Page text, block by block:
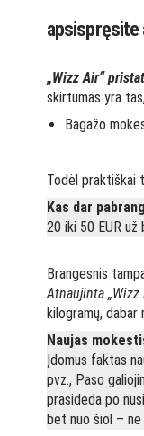
apsispręsite
„Wizz Air“
skirtumas yra
Bagažo
Todėl praktiškai
Kas dar
20 iki 50 EUR už
Brangesnis
Atnaujinta
kilogramų, dabar
Naujas
Įdomus faktas
pvz., Paso
prasideda po
bet nuo šiol – ne